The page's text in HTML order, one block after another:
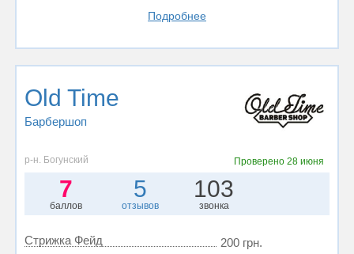
Подробнее
Old Time
Барбершоп
р-н. Богунский Проверено 28 июня
7
баллов
5
отзывов
103
звонка
Стрижка Фейд 200 грн.